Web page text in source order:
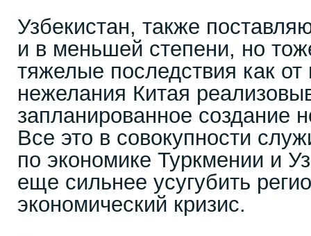
Узбекистан, также
и в меньшей степени, но
тяжелые последствия как
нежелания Китая
запланированное создание
Все это в совокупности
по экономике Туркмении и
еще сильнее усугубить
экономический кризис.